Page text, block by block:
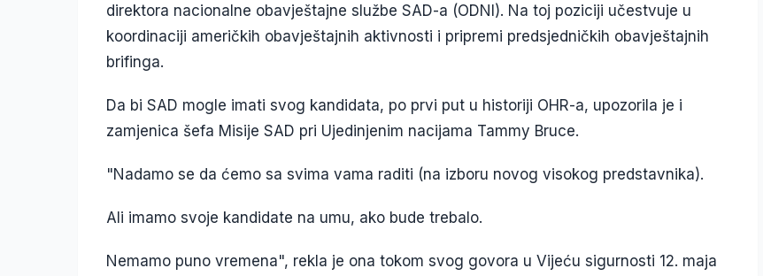
direktora nacionalne obavještajne službe SAD-a (ODNI). Na toj poziciji učestvuje u
koordinaciji američkih obavještajnih aktivnosti i pripremi predsjedničkih obavještajnih
brifinga.
Da bi SAD mogle imati svog kandidata, po prvi put u historiji OHR-a, upozorila je i
zamjenica šefa Misije SAD pri Ujedinjenim nacijama Tammy Bruce.
"Nadamo se da ćemo sa svima vama raditi (na izboru novog visokog predstavnika).
Ali imamo svoje kandidate na umu, ako bude trebalo.
Nemamo puno vremena", rekla je ona tokom svog govora u Vijeću sigurnosti 12. maja